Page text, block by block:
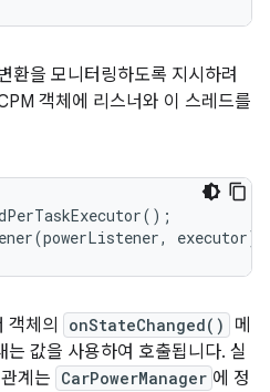
환을 모니터링하도록 지시하려
객체에 리스너와 이 스레드를
executor);
객체의 onStateChanged()
메
값을 사용하여 호출됩니다. 실
계는 CarPowerManager 에 정